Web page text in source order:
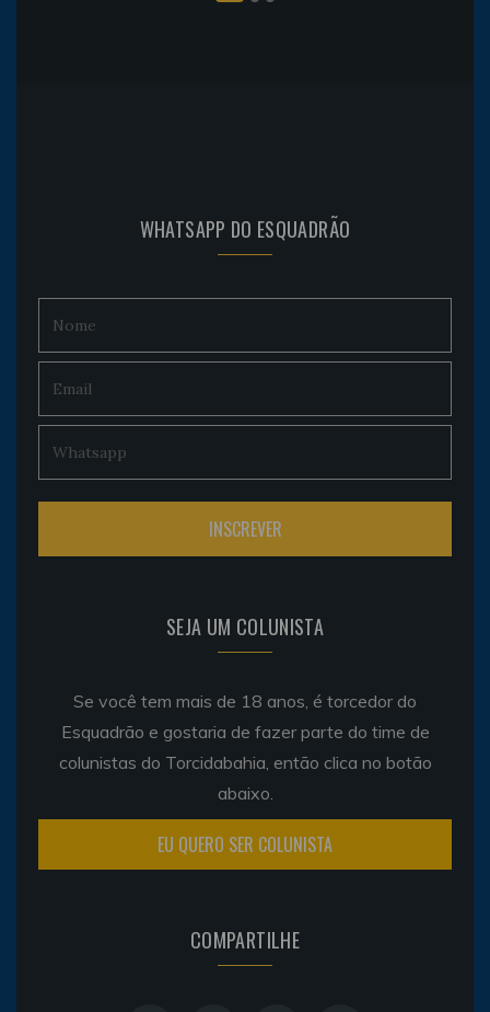
WHATSAPP DO ESQUADRÃO
SEJA UM COLUNISTA
Se você tem mais de 18 anos, é torcedor do
Esquadrão e gostaria de fazer parte do time de
colunistas do Torcidabahia, então clica no botão
abaixo.
EU QUERO SER COLUNISTA
COMPARTILHE